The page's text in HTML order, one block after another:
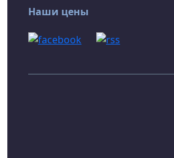
Наши цены